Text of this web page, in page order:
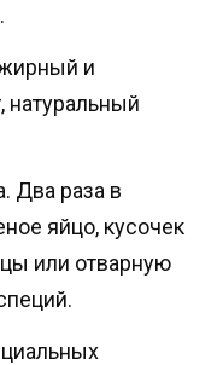
и
натуральный
Два раза в
яйцо, кусочек
или отварную